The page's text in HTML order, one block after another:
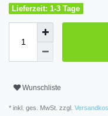
Lieferzeit: 1-3 Tage
Wunschliste
* inkl. ges. MwSt. zzgl.